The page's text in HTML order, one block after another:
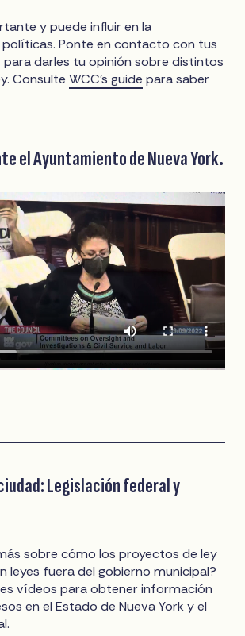
y puede influir en la
Ponte en contacto con tus
darles tu opinión sobre distintos
ConsulteWCC’s guide para saber
el Ayuntamiento de Nueva York.
Legislación federal y
sobre cómo los proyectos de ley
leyes fuera del gobierno municipal?
vídeos para obtener información
en el Estado de Nueva York y el